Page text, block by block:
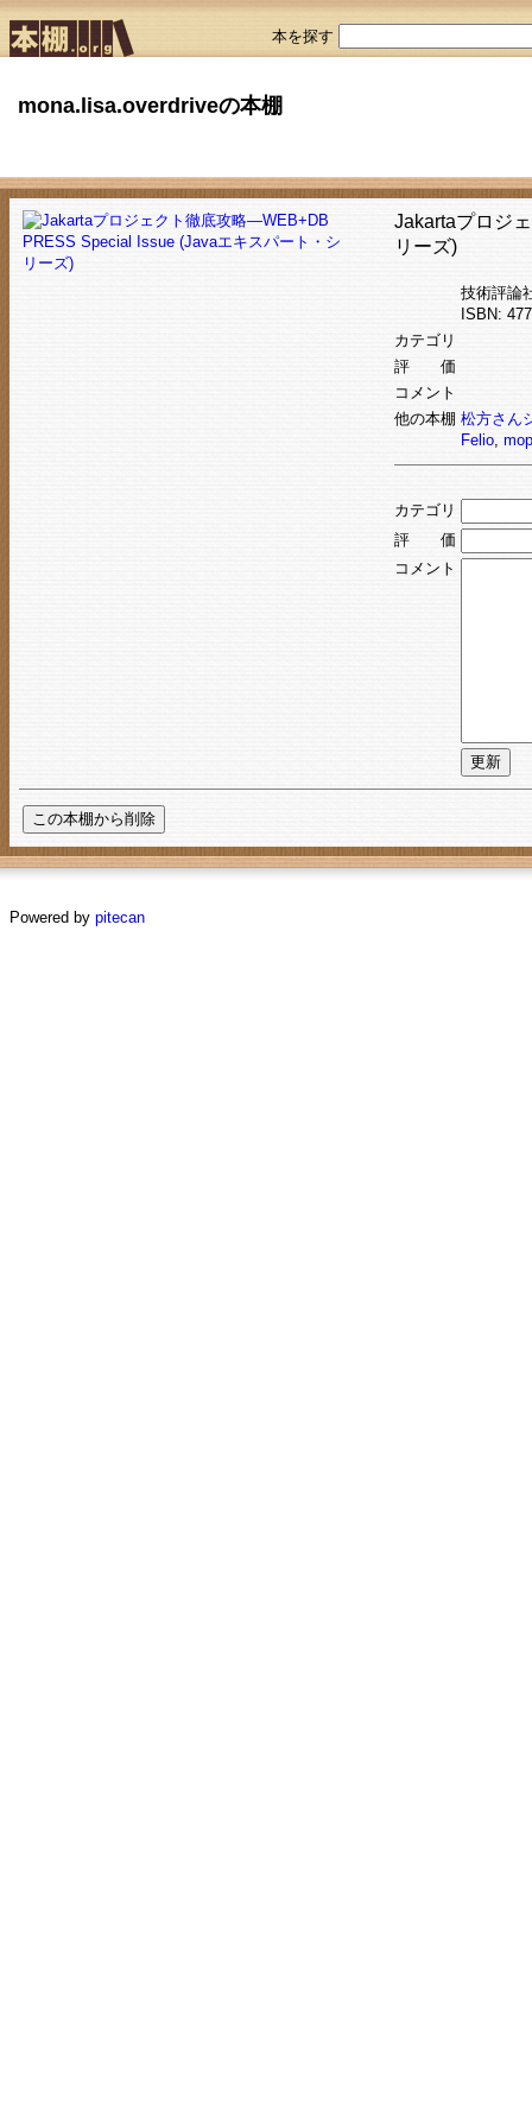
本を探す
mona.lisa.overdriveの本棚
Jakartaプロジ
リーズ)
技術評論
ISBN:
カテゴリ
評 価
コメント
他の本棚 松方さん
Felio,
カテゴリ
評 価
コメント
Powered by pitecan